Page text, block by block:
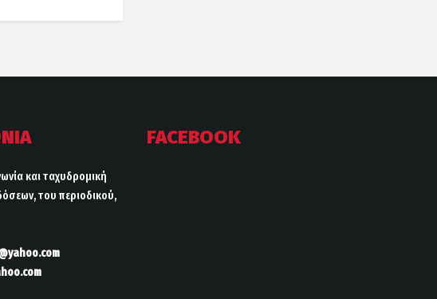
και ταχυδρομική
του περιοδικού,
FACEBOOK